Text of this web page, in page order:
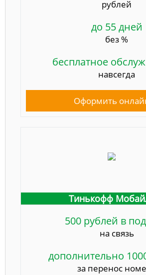
рублей
до 55 дней
без %
бесплатное
навсегда
Оформить
Тинькофф
500 рублей в
на связь
дополнительно
за перенос